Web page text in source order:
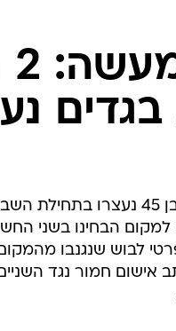
תושב ראשל"צ בן 38 ותושב באר שבע
הבחינו בשני
לבוש שנגנבו
אישום חמור נגד